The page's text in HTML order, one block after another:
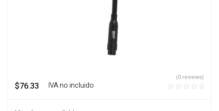
$76.33 ‎ ‎ ‎ IVA no incluido
(0 reviews)